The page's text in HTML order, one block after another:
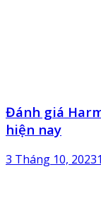
Đánh giá
hiện nay
3 Tháng 10, 2023